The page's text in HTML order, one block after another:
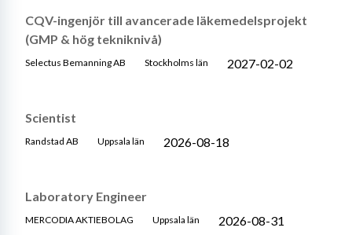
CQV-ingenjör till avancerade läkemedelsprojekt
(GMP & hög tekniknivå)
Selectus Bemanning AB Stockholms län 2027-02-02
Scientist
Randstad AB Uppsala län 2026-08-18
Laboratory Engineer
MERCODIA AKTIEBOLAG Uppsala län 2026-08-31